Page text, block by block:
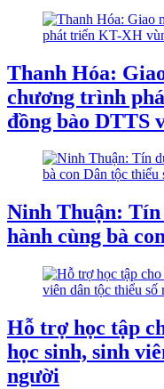
Thanh Hóa:
chương trình
đồng bào DTTS
Ninh Thuận: Tín
hành cùng bà
Hỗ trợ học tập
học sinh, sinh
người